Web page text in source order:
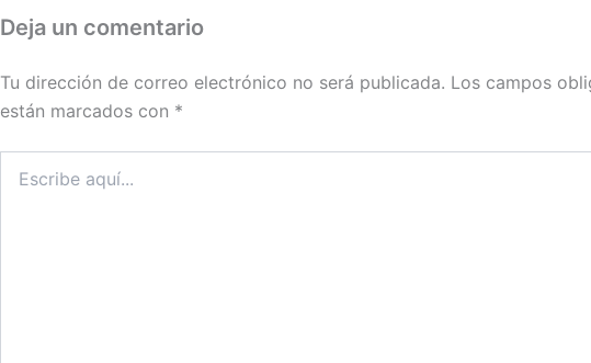
Deja un comentario
Tu dirección de correo electrónico no será publicada. Los campos
están marcados con *
aquí...